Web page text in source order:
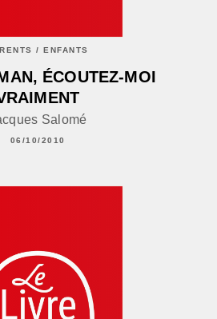
/ ENFANTS
ÉCOUTEZ-MOI
Salomé
06/10/2010